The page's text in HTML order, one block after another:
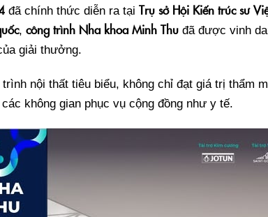
đã chính thức diễn ra tạiTrụ sở Hội Kiến trúc sư
,công trình Nha khoa Minh Thu đã được vinh
giải thưởng.
nội thất tiêu biểu, không chỉ đạt giá trị thẩm
không gian phục vụ cộng đồng như y tế.